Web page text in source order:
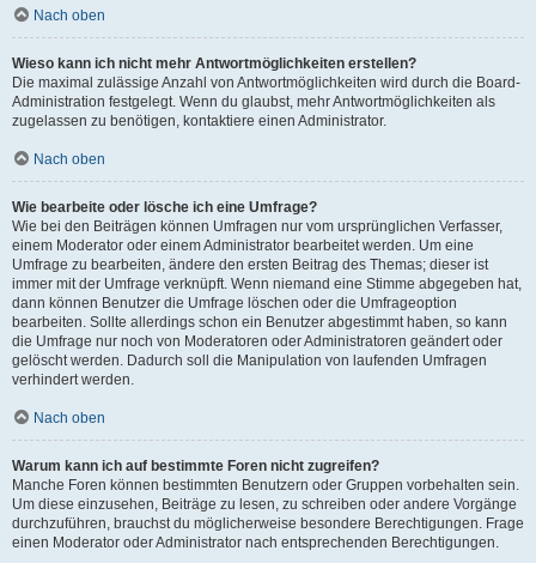
Nach oben
Wieso kann ich nicht mehr Antwortmöglichkeiten erstellen?
Die maximal zulässige Anzahl von Antwortmöglichkeiten wird durch die Board-
Administration festgelegt. Wenn du glaubst, mehr Antwortmöglichkeiten als
zugelassen zu benötigen, kontaktiere einen Administrator.
Nach oben
Wie bearbeite oder lösche ich eine Umfrage?
Wie bei den Beiträgen können Umfragen nur vom ursprünglichen Verfasser,
einem Moderator oder einem Administrator bearbeitet werden. Um eine
Umfrage zu bearbeiten, ändere den ersten Beitrag des Themas; dieser ist
immer mit der Umfrage verknüpft. Wenn niemand eine Stimme abgegeben hat,
dann können Benutzer die Umfrage löschen oder die Umfrageoption
bearbeiten. Sollte allerdings schon ein Benutzer abgestimmt haben, so kann
die Umfrage nur noch von Moderatoren oder Administratoren geändert oder
gelöscht werden. Dadurch soll die Manipulation von laufenden Umfragen
verhindert werden.
Nach oben
Warum kann ich auf bestimmte Foren nicht zugreifen?
Manche Foren können bestimmten Benutzern oder Gruppen vorbehalten sein.
Um diese einzusehen, Beiträge zu lesen, zu schreiben oder andere Vorgänge
durchzuführen, brauchst du möglicherweise besondere Berechtigungen. Frage
einen Moderator oder Administrator nach entsprechenden Berechtigungen.